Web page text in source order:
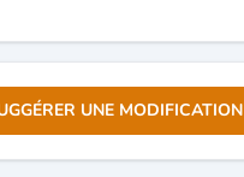
UNE MODIFICATION